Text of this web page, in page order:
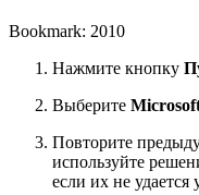
Bookmark: 2010
Нажмите кнопку
Выберите
Повторите
используйте
если их не удается